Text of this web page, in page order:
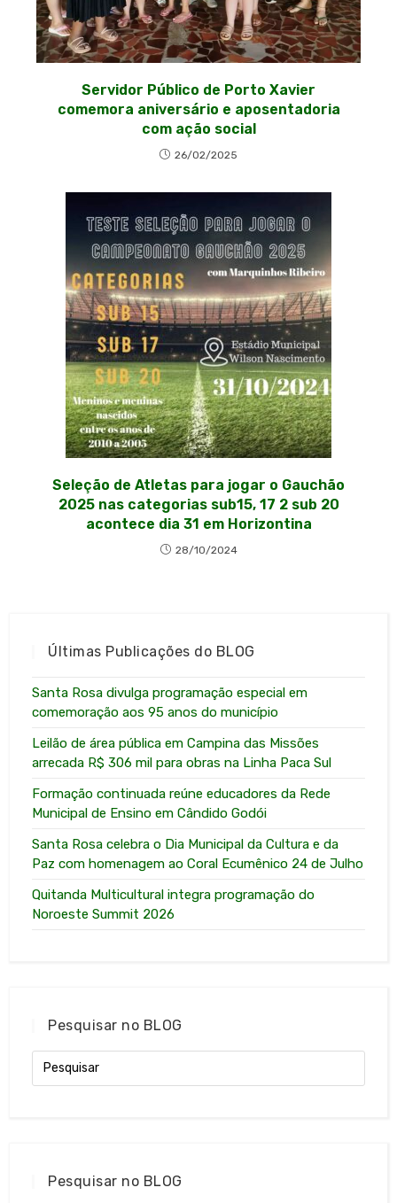
Servidor Público de Porto Xavier
comemora aniversário e aposentadoria
com ação social
26/02/2025
Seleção de Atletas para jogar o Gauchão
2025 nas categorias sub15, 17 2 sub 20
acontece dia 31 em Horizontina
28/10/2024
Últimas Publicações do BLOG
Santa Rosa divulga programação especial em
comemoração aos 95 anos do município
Leilão de área pública em Campina das Missões
arrecada R$ 306 mil para obras na Linha Paca Sul
Formação continuada reúne educadores da Rede
Municipal de Ensino em Cândido Godói
Santa Rosa celebra o Dia Municipal da Cultura e da
Paz com homenagem ao Coral Ecumênico 24 de Julho
Quitanda Multicultural integra programação do
Noroeste Summit 2026
Pesquisar no BLOG
Pesquisar no BLOG